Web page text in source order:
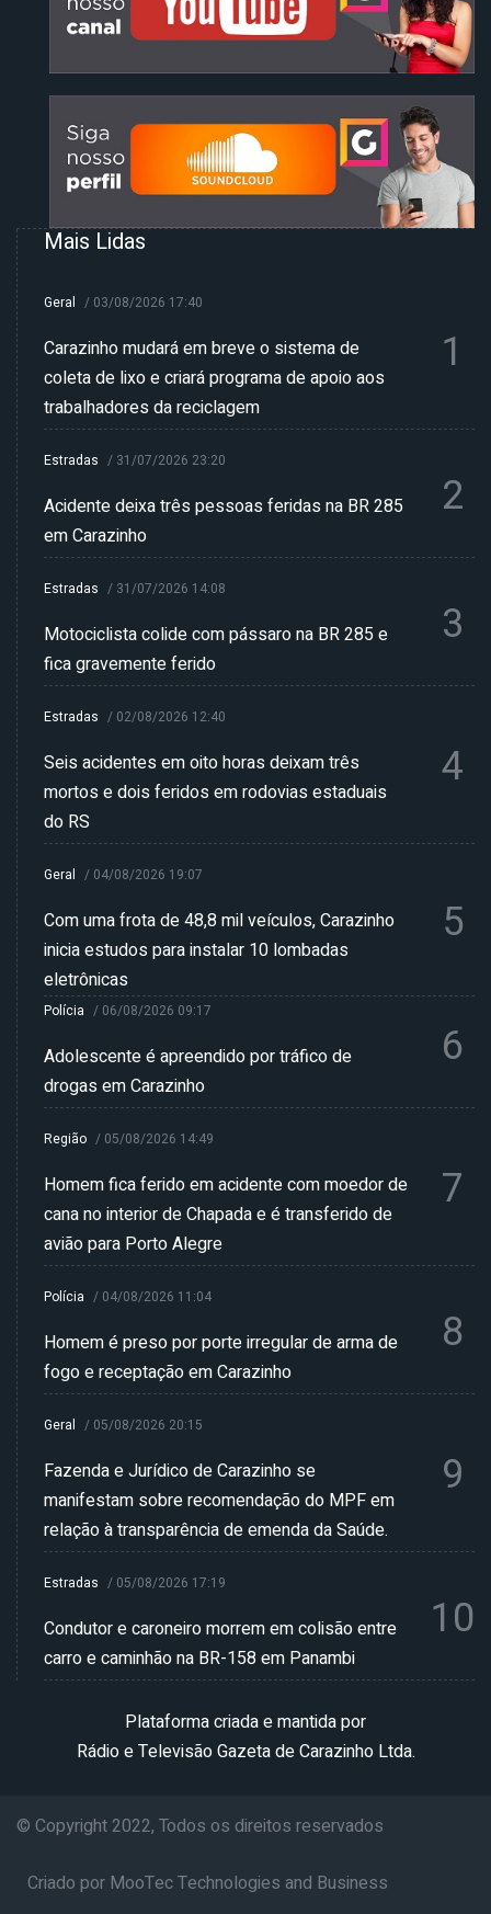
Mais Lidas
Geral / 03/08/2026 17:40
Carazinho mudará em breve o sistema de
coleta de lixo e criará programa de apoio aos
trabalhadores da reciclagem
1
Estradas / 31/07/2026 23:20
Acidente deixa três pessoas feridas na BR 285
em Carazinho
2
Estradas / 31/07/2026 14:08
Motociclista colide com pássaro na BR 285 e
fica gravemente ferido
3
Estradas / 02/08/2026 12:40
Seis acidentes em oito horas deixam três
mortos e dois feridos em rodovias estaduais
do RS
4
Geral / 04/08/2026 19:07
Com uma frota de 48,8 mil veículos, Carazinho
inicia estudos para instalar 10 lombadas
eletrônicas
5
Polícia / 06/08/2026 09:17
Adolescente é apreendido por tráfico de
drogas em Carazinho
6
Região / 05/08/2026 14:49
Homem fica ferido em acidente com moedor de
cana no interior de Chapada e é transferido de
avião para Porto Alegre
7
Polícia / 04/08/2026 11:04
Homem é preso por porte irregular de arma de
fogo e receptação em Carazinho
8
Geral / 05/08/2026 20:15
Fazenda e Jurídico de Carazinho se
manifestam sobre recomendação do MPF em
relação à transparência de emenda da Saúde.
9
Estradas / 05/08/2026 17:19
Condutor e caroneiro morrem em colisão entre
carro e caminhão na BR-158 em Panambi
10
Plataforma criada e mantida por
Rádio e Televisão Gazeta de Carazinho Ltda.
© Copyright 2022, Todos os direitos reservados
Criado por MooTec Technologies and Business